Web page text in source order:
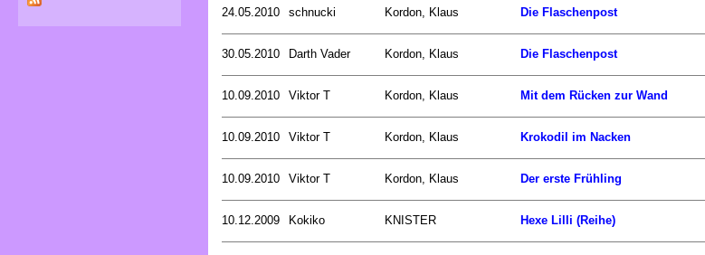
24.05.2010 schnucki Kordon, Klaus Die Flaschenpost
30.05.2010 Darth Vader Kordon, Klaus Die Flaschenpost
10.09.2010 Viktor T Kordon, Klaus Mit dem Rücken zur Wand
10.09.2010 Viktor T Kordon, Klaus Krokodil im Nacken
10.09.2010 Viktor T Kordon, Klaus Der erste Frühling
10.12.2009 Kokiko KNISTER Hexe Lilli (Reihe)